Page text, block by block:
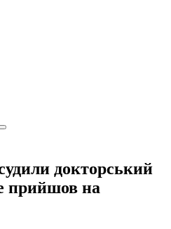
докторський
прийшов на